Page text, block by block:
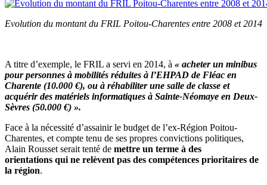
Evolution du montant du FRIL Poitou-Charentes entre 2008 et 2014
A titre d’exemple, le FRIL a servi en 2014, à « acheter un minibus
pour personnes à mobilités réduites à l’EHPAD de Fléac en
Charente (10.000 €), ou à réhabiliter une salle de classe et
acquérir des matériels informatiques à Sainte-Néomaye en Deux-
Sèvres (50.000 €) ».
Face à la nécessité d’assainir le budget de l’ex-Région Poitou-
Charentes, et compte tenu de ses propres convictions politiques,
Alain Rousset serait tenté de mettre un terme à des
orientations qui ne relèvent pas des compétences prioritaires de
la région.